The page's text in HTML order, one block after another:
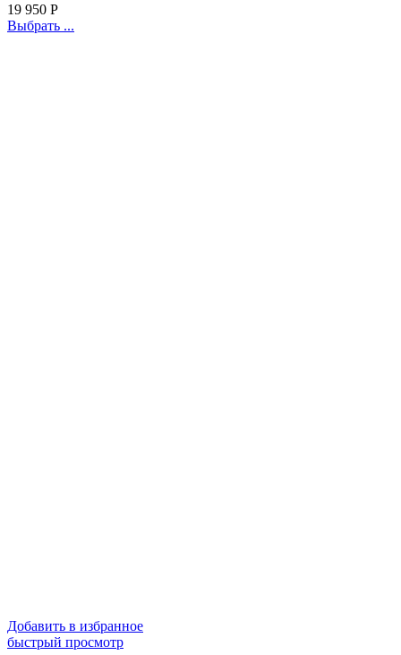
19 950 Р
Выбрать ...
Добавить в избранное
быстрый просмотр